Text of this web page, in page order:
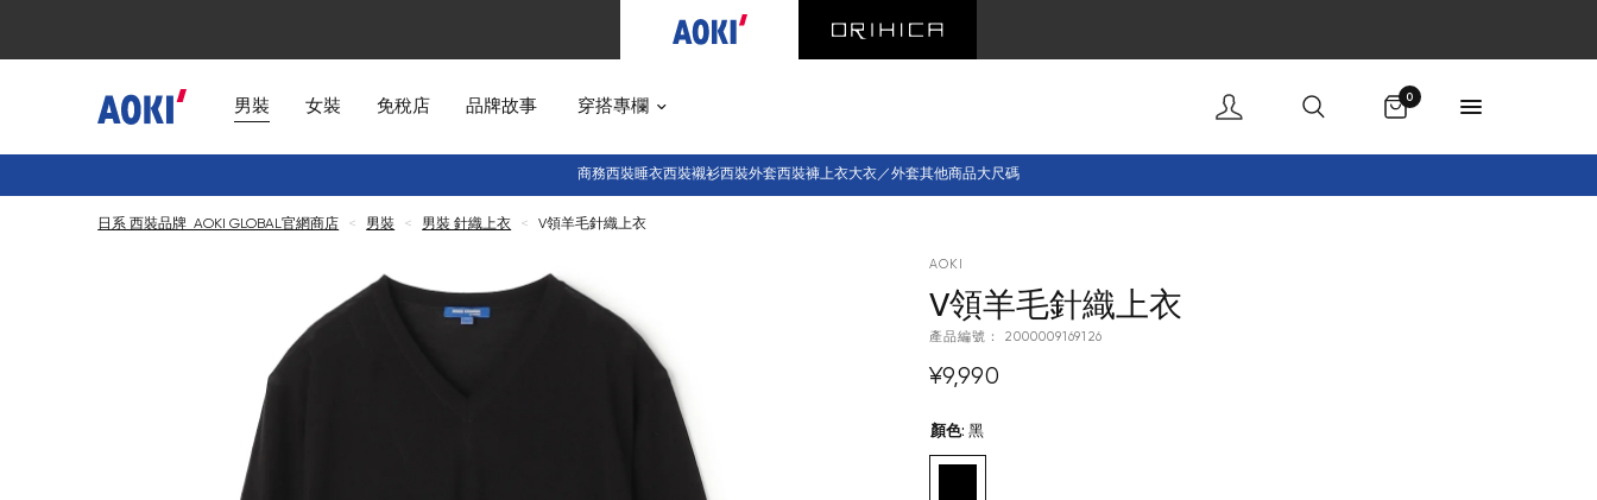
男裝 女裝 免稅店 品牌故事 穿搭專欄
0
商務西裝睡衣西裝襯衫西裝外套西裝褲上衣大衣／外套其他商品大尺碼
日系 西裝品牌 AOKI GLOBAL官網商店 < 男裝 < 男裝 針織上衣 < V領羊毛針織上衣
AOKI
V領羊毛針織上衣
產品編號： 2000009169126
¥9,990
顏色: 黑